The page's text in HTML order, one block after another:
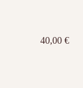
40,00€